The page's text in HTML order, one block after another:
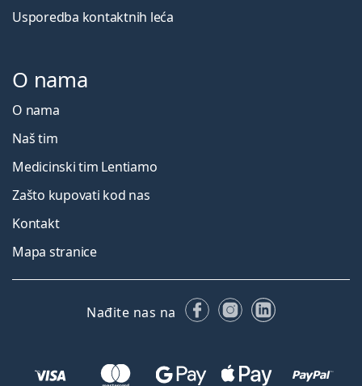
Usporedba kontaktnih leća
O nama
O nama
Naš tim
Medicinski tim Lentiamo
Zašto kupovati kod nas
Kontakt
Mapa stranice
Nađite nas na FacebookuInstagramu
LinkedIn